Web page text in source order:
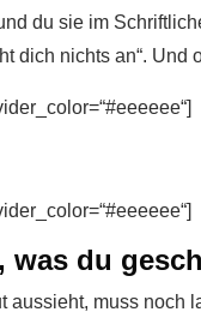
du sie im
dich nichts an“.
was du
aussieht, muss noch